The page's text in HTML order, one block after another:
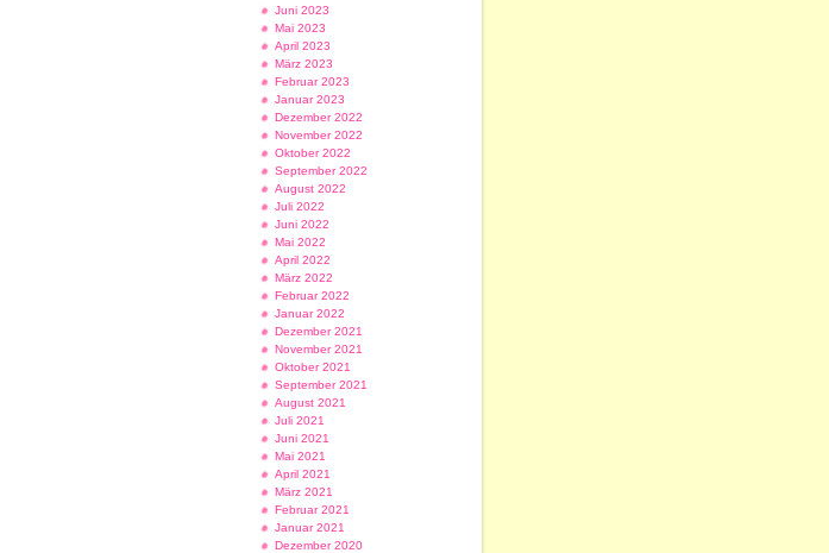
Juni 2023
Mai 2023
April 2023
März 2023
Februar 2023
Januar 2023
Dezember 2022
November 2022
Oktober 2022
September 2022
August 2022
Juli 2022
Juni 2022
Mai 2022
April 2022
März 2022
Februar 2022
Januar 2022
Dezember 2021
November 2021
Oktober 2021
September 2021
August 2021
Juli 2021
Juni 2021
Mai 2021
April 2021
März 2021
Februar 2021
Januar 2021
Dezember 2020